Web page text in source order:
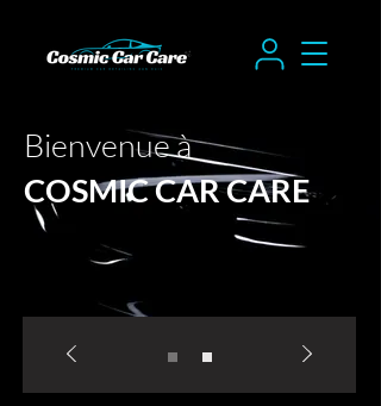
Bienvenue à
COSMIC CAR CARE